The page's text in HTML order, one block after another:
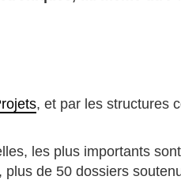
, et par les structures
les plus importants
de 50 dossiers